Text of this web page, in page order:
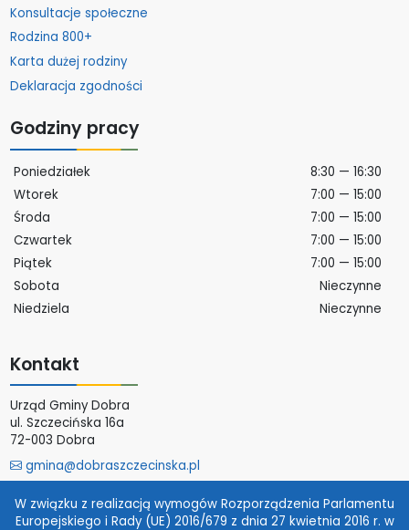
Konsultacje społeczne
Rodzina 800+
Karta dużej rodziny
Deklaracja zgodności
Godziny pracy
Poniedziałek
8:30 — 16:30
Wtorek
7:00 — 15:00
Środa
7:00 — 15:00
Czwartek
7:00 — 15:00
Piątek
7:00 — 15:00
Sobota
Nieczynne
Niedziela
Nieczynne
Kontakt
Urząd Gminy Dobra
ul. Szczecińska 16a
72-003 Dobra
gmina@dobraszczecinska.pl
W związku z realizacją wymogów Rozporządzenia Parlamentu
Europejskiego i Rady (UE) 2016/679 z dnia 27 kwietnia 2016 r. w